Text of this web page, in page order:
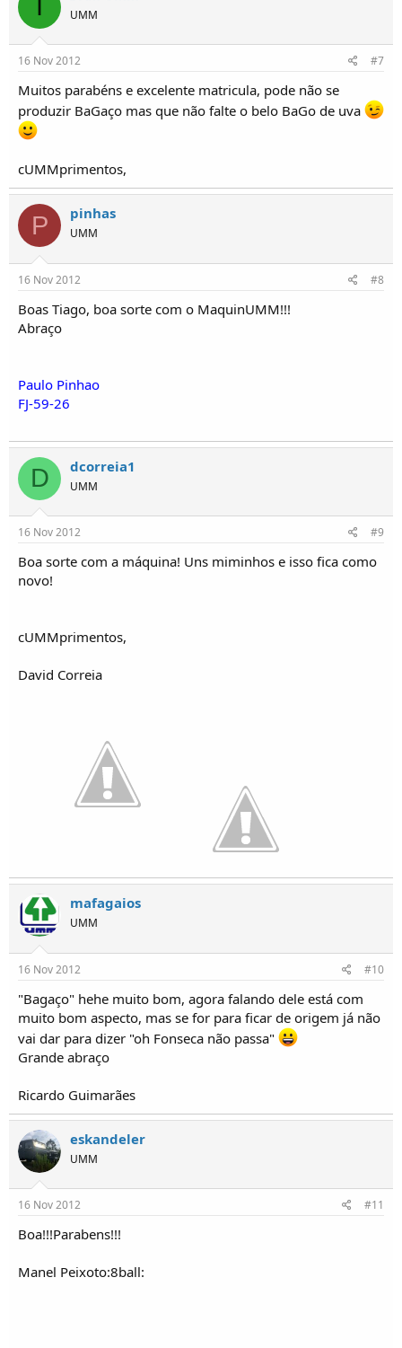
I UMM
16 Nov 2012 #7
Muitos parabéns e excelente matricula, pode não se
produzir BaGaço mas que não falte o belo BaGo de uva
cUMMprimentos,
P pinhas
UMM
16 Nov 2012 #8
Boas Tiago, boa sorte com o MaquinUMM!!!
Abraço
Paulo Pinhao
FJ-59-26
D dcorreia1
UMM
16 Nov 2012 #9
Boa sorte com a máquina! Uns miminhos e isso fica como
novo!
cUMMprimentos,
David Correia
mafagaios
UMM
16 Nov 2012 #10
"Bagaço" hehe muito bom, agora falando dele está com
muito bom aspecto, mas se for para ficar de origem já não
vai dar para dizer "oh Fonseca não passa"
Grande abraço
Ricardo Guimarães
eskandeler
UMM
16 Nov 2012 #11
Boa!!!Parabens!!!
Manel Peixoto:8ball: